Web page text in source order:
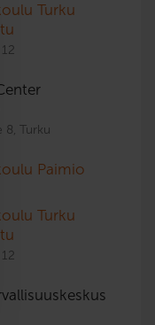
Turku
8, Turku
Paimio
Turku